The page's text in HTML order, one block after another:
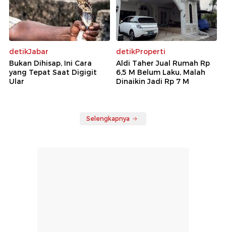
detikJabar
Bukan Dihisap, Ini Cara
yang Tepat Saat Digigit
Ular
detikProperti
Aldi Taher Jual Rumah Rp
6,5 M Belum Laku, Malah
Dinaikin Jadi Rp 7 M
Selengkapnya